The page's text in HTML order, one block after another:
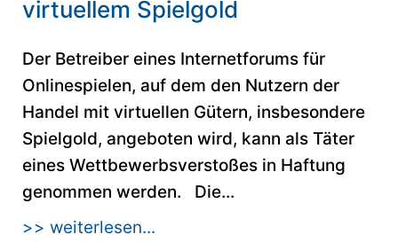
virtuellem Spielgold
Der Betreiber eines Internetforums für
Onlinespielen, auf dem den Nutzern der
Handel mit virtuellen Gütern, insbesondere
Spielgold, angeboten wird, kann als Täter
eines Wettbewerbsverstoßes in Haftung
genommen werden. Die...
>> weiterlesen...